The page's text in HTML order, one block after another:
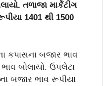
તળાજા માર્કેટીંગ
1401 થી 1500
કપાસના બજાર ભાવ
બોલાયો. ઉપલેટા
બજાર ભાવ રૂપીયા